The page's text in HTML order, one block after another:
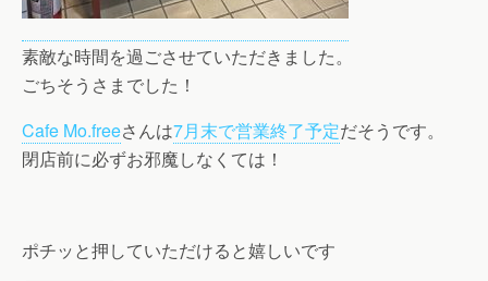
素敵な時間を過ごさせていただきました。
ごちそうさまでした！
Cafe Mo.freeさんは7月末で営業終了予定だそうです。
閉店前に必ずお邪魔しなくては！
ポチッと押していただけると嬉しいです